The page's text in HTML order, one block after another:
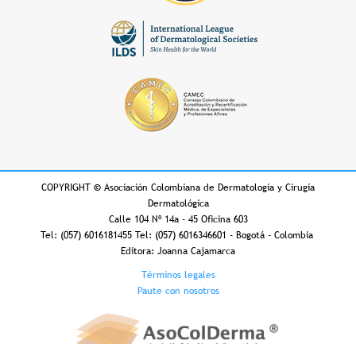
COPYRIGHT © Asociación Colombiana de Dermatología y Cirugía
Dermatológica
Calle 104 Nº 14a - 45 Oficina 603
Tel: (057) 6016181455 Tel: (057) 6016346601 - Bogotá - Colombia
Editora: Joanna Cajamarca
Términos legales
Paute con nosotros